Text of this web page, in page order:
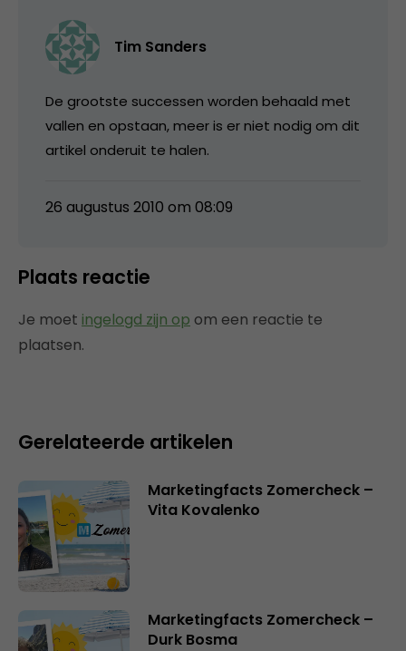
Tim Sanders
De grootste successen worden behaald met
vallen en opstaan, meer is er niet nodig om dit
artikel onderuit te halen.
26 augustus 2010 om 08:09
Plaats reactie
Je moet ingelogd zijn op om een reactie te
plaatsen.
Gerelateerde artikelen
Marketingfacts Zomercheck –
Vita Kovalenko
Marketingfacts Zomercheck –
Durk Bosma